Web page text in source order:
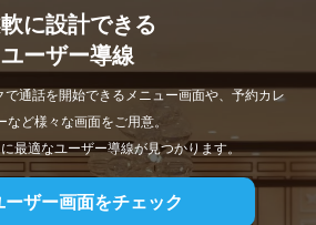
に設計できる
ユーザー導線
通話を開始できるメニュー画面や、予約カレ
など様々な画面をご用意。
最適なユーザー導線が見つかります。
ーザー画面をチェック